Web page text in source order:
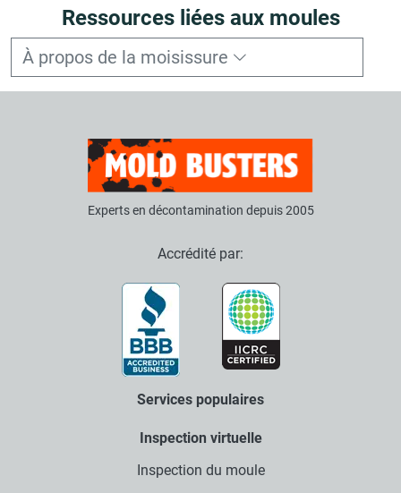
Ressources liées aux moules
À propos de la moisissure
Experts en décontamination depuis 2005
Accrédité par:
Services populaires
Inspection virtuelle
Inspection du moule